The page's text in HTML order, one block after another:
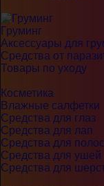
Груминг
Аксессуары для
Средства от
Товары по уходу
Косметика
Влажные салфетки
Средства для глаз
Средства для лап
Средства для
Средства для ушей
Средства для